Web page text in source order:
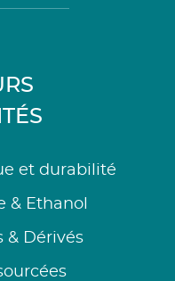
et durabilité
& Ethanol
& Dérivés